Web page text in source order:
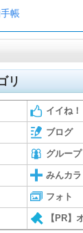
帳
リ
イイね！
ブログ
グループ
みんカラ
フォト
【PR】